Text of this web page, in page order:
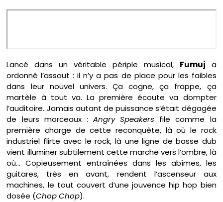
Lancé dans un véritable périple musical, Fumuj a
ordonné l’assaut : il n’y a pas de place pour les faibles
dans leur nouvel univers. Ça cogne, ça frappe, ça
martèle à tout va. La première écoute va dompter
l’auditoire. Jamais autant de puissance s’était dégagée
de leurs morceaux : Angry Speakers file comme la
première charge de cette reconquête, là où le rock
industriel flirte avec le rock, là une ligne de basse dub
vient illuminer subtilement cette marche vers l’ombre, là
où… Copieusement entraînées dans les abîmes, les
guitares, très en avant, rendent l’ascenseur aux
machines, le tout couvert d’une jouvence hip hop bien
dosée (Chop Chop).